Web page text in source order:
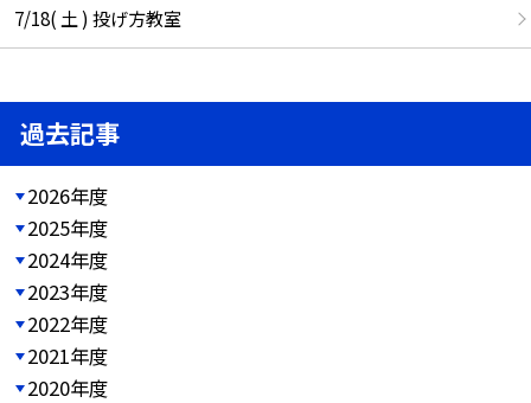
7/18( 土 ) 投げ方教室
過去記事
2026年度
2025年度
2024年度
2023年度
2022年度
2021年度
2020年度